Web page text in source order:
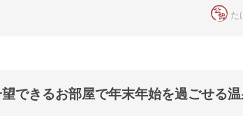
た
できるお部屋で年末年始を過ごせる